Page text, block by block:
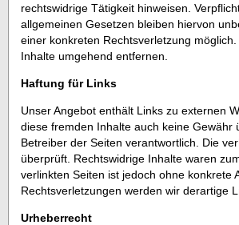
rechtswidrige Tätigkeit hinweisen.
allgemeinen Gesetzen bleiben hiervon
einer konkreten Rechtsverletzung
Inhalte umgehend entfernen.
Haftung für Links
Unser Angebot enthält Links zu externen
diese fremden Inhalte auch keine
Betreiber der Seiten verantwortlich. Die
überprüft. Rechtswidrige Inhalte waren
verlinkten Seiten ist jedoch ohne konkrete
Rechtsverletzungen werden wir derartige
Urheberrecht